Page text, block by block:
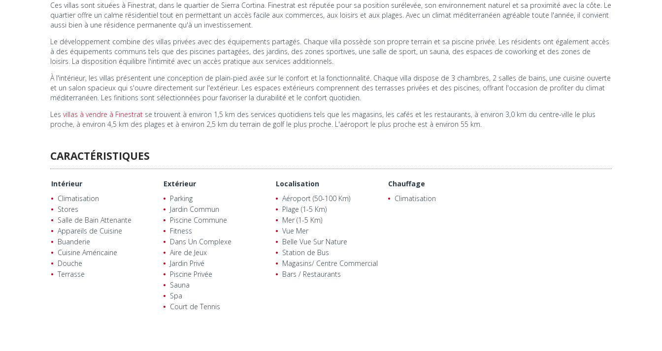
Ces villas sont situées à Finestrat, dans le quartier de Sierra Cortina. Finestrat est réputée pour sa position surélevée, son environnement naturel et sa proximité avec la côte. Le
quartier offre un calme résidentiel tout en permettant un accès facile aux commerces, aux loisirs et aux plages. Avec un climat méditerranéen agréable toute l'année, il convient
aussi bien à une résidence permanente qu'à un investissement.
Le développement combine des villas privées avec des équipements partagés. Chaque villa possède son propre terrain et sa piscine privée. Les résidents ont également accès
à des équipements communs tels que des piscines partagées, des jardins, des zones sportives, une salle de sport, un sauna, des espaces de coworking et des zones de
loisirs. La disposition équilibre l'intimité avec un accès pratique aux services additionnels.
À l'intérieur, les villas présentent une conception de plain-pied axée sur le confort et la fonctionnalité. Chaque villa dispose de 3 chambres, 2 salles de bains, une cuisine ouverte
et un salon spacieux qui s'ouvre directement sur l'extérieur. Les espaces extérieurs comprennent des terrasses privées et des piscines, offrant l'occasion de profiter du climat
méditerranéen. Les finitions sont sélectionnées pour favoriser la durabilité et le confort quotidien.
Les villas à vendre à Finestrat se trouvent à environ 1,5 km des services quotidiens tels que les magasins, les cafés et les restaurants, à environ 3,0 km du centre-ville le plus
proche, à environ 4,5 km des plages et à environ 2,5 km du terrain de golf le plus proche. L'aéroport le plus proche est à environ 55 km.
CARACTÉRISTIQUES
Intérieur
Climatisation
Stores
Salle de Bain Attenante
Appareils de Cuisine
Buanderie
Cuisine Américaine
Douche
Terrasse
Extérieur
Parking
Jardin Commun
Piscine Commune
Fitness
Dans Un Complexe
Aire de Jeux
Jardin Privé
Piscine Privée
Sauna
Spa
Court de Tennis
Localisation
Aéroport (50-100 Km)
Plage (1-5 Km)
Mer (1-5 Km)
Vue Mer
Belle Vue Sur Nature
Station de Bus
Magasins/ Centre Commercial
Bars / Restaurants
Chauffage
Climatisation